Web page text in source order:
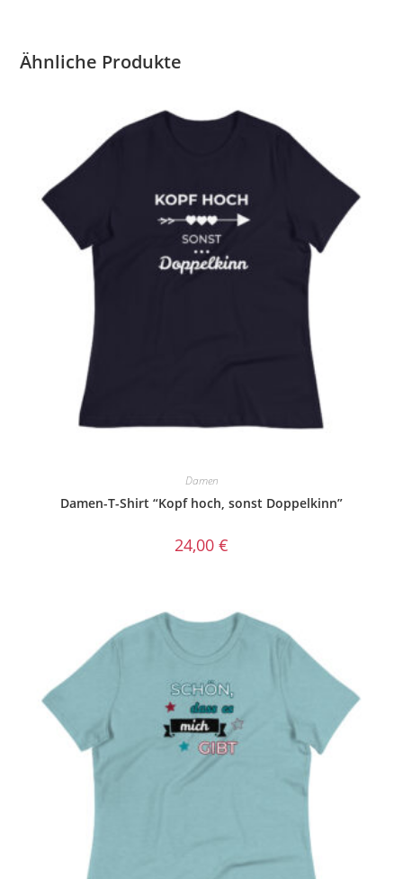
Ähnliche Produkte
Damen
Damen-T-Shirt “Kopf hoch, sonst Doppelkinn”
24,00 €